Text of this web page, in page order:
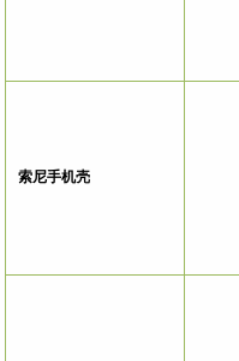
索尼手机壳